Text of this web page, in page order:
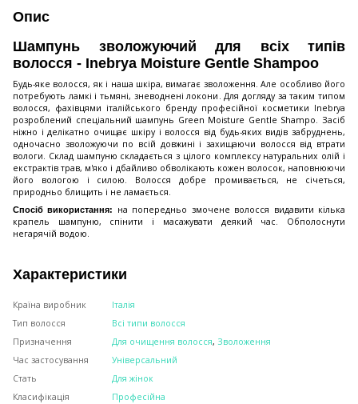
Опис
Шампунь зволожуючий для всіх типів
волосся - Inebrya Moisture Gentle Shampoo
Будь-яке волосся, як і наша шкіра, вимагає зволоження. Але особливо його
потребують ламкі і тьмяні, зневоднені локони. Для догляду за таким типом
волосся, фахівцями італійського бренду професійної косметики Inebrya
розроблений спеціальний шампунь Green Moisture Gentle Shampo. Засіб
ніжно і делікатно очищає шкіру і волосся від будь-яких видів забруднень,
одночасно зволожуючи по всій довжині і захищаючи волосся від втрати
вологи. Склад шампуню складається з цілого комплексу натуральних олій і
екстрактів трав, м'яко і дбайливо обволікають кожен волосок, наповнюючи
його вологою і силою. Волосся добре промивається, не січеться,
природньо блищить і не ламається.
Спосіб використання: на попередньо змочене волосся видавити кілька
крапель шампуню, спінити і масажувати деякий час. Обполоснути
негарячій водою.
Характеристики
Країна виробник
Італія
Тип волосся
Всі типи волосся
Призначення
Для очищення волосся, Зволоження
Час застосування
Універсальний
Стать
Для жінок
Класифікація
Професійна